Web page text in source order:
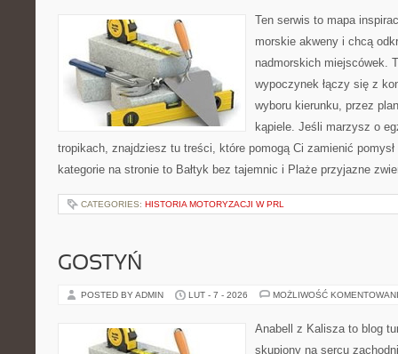
Ten serwis to mapa
morskie akweny i chcą
nadmorskich miejscówek.
wypoczynek łączy się z
wyboru kierunku, przez
kąpiele. Jeśli marzysz o
tropikach, znajdziesz tu treści, które pomogą Ci zamienić pomysł
kategorie na stronie to Bałtyk bez tajemnic i Plaże przyjazne
CATEGORIES: HISTORIA MOTORYZACJI W PRL
GOSTYŃ
POSTED BY ADMIN LUT - 7 - 2026 MOŻLIWOŚĆ
Anabell z Kalisza to blog
skupiony na sercu